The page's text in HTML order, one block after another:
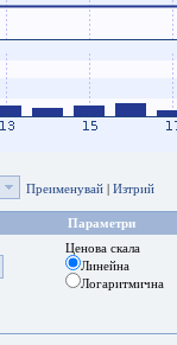
Преименувай | Изтрий
Параметри
Ценова скала
Линейна
Логаритмична